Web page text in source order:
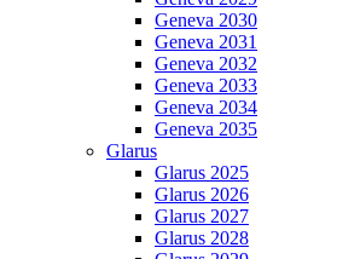
Geneva 2030
Geneva 2031
Geneva 2032
Geneva 2033
Geneva 2034
Geneva 2035
Glarus
Glarus 2025
Glarus 2026
Glarus 2027
Glarus 2028